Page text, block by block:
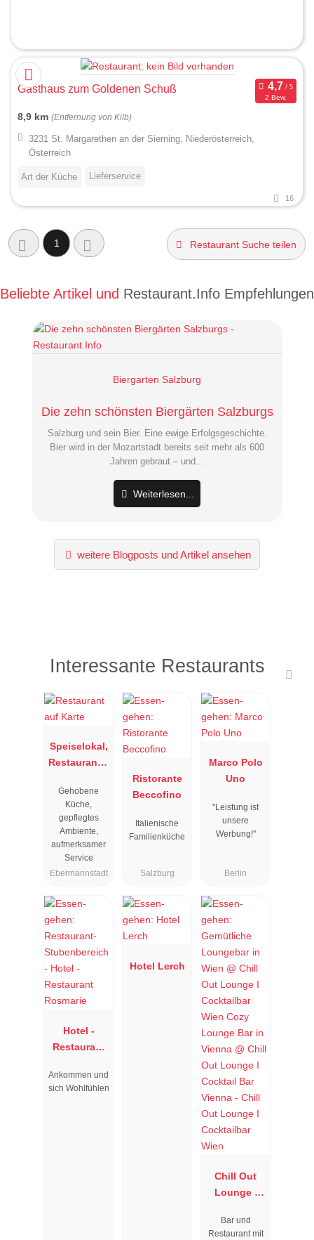
Gasthaus zum Goldenen Schuß
2 Bew.
8,9 km (Entfernung von Kilb)
3231 St. Margarethen an der Sierning, Niederösterreich,
Österreich
Art der Küche Lieferservice
16
1 Restaurant Suche teilen
Beliebte Artikel und Restaurant.Info Empfehlungen
Die zehn schönsten Biergärten Salzburgs
Biergarten Salzburg
Salzburg und sein Bier. Eine ewige Erfolgsgeschichte.
Bier wird in der Mozartstadt bereits seit mehr als 600
Jahren gebraut – und...
Weiterlesen...
weitere Blogposts und Artikel ansehen
Interessante Restaurants
Speiselokal,
Restaurant "
"
Gehobene
Küche,
gepflegtes
Ambiente,
aufmerksamer
Service
Ebermannstadt
Ristorante
Beccofino
Italienische
Familienküche
Salzburg
Marco Polo
Uno
"Leistung ist
unsere
Werbung!"
Berlin
Hotel -
Restaurant
Ankommen und
sich Wohlfühlen
Hotel Lerch
Chill Out
Lounge I
Wien
Bar und
Restaurant mit